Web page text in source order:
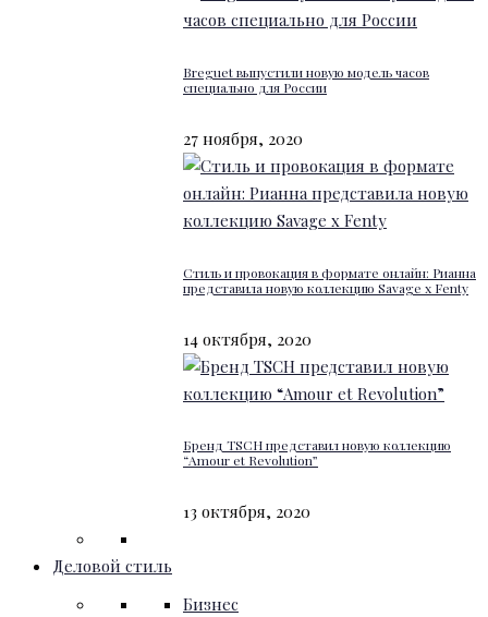
Breguet выпустили новую модель часов
специально для России
27 ноября, 2020
Стиль и провокация в формате онлайн: Рианна
представила новую коллекцию Savage x Fenty
14 октября, 2020
Бренд TSCH представил новую коллекцию
“Amour et Revolution”
13 октября, 2020
Деловой стиль
Бизнес